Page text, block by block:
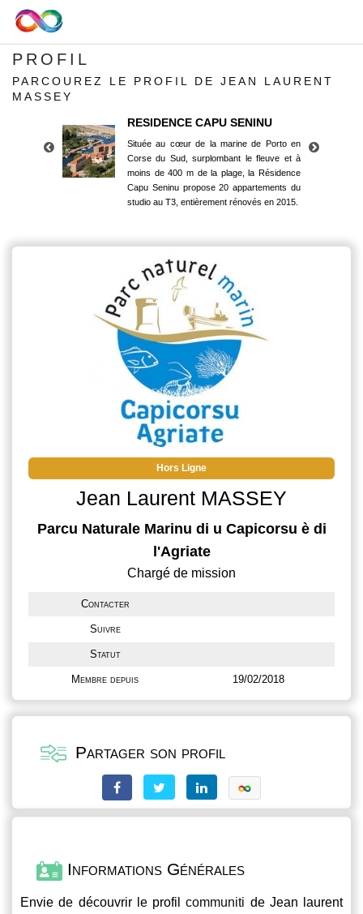
PROFIL
PARCOUREZ LE PROFIL DE JEAN LAURENT
MASSEY
RESIDENCE CAPU SENINU
Située au cœur de la marine de Porto en
Corse du Sud, surplombant le fleuve et à
moins de 400 m de la plage, la Résidence
Capu Seninu propose 20 appartements du
studio au T3, entièrement rénovés en 2015.
moins de 400 m de la plage, la Résidence
Capu Seninu propose 20 appartements du
studio au T3, entièrement rénovés en 2015.
Hors Ligne
Jean Laurent MASSEY
Parcu Naturale Marinu di u Capicorsu è di
l'Agriate
Chargé de mission
Contacter
Suivre
Statut
Membre depuis 19/02/2018
Partager son profil
Informations Générales
Envie de découvrir le profilcommuniti de Jean laurent